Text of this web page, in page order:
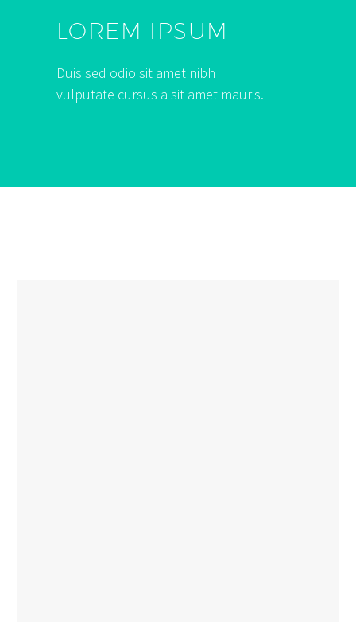
LOREM IPSUM
Duis sed odio sit amet nibh
vulputate cursus a sit amet mauris.